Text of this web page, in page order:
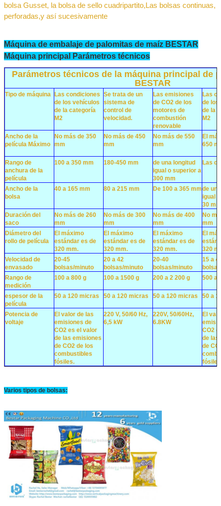
bolsa Gusset, la bolsa de sello cuadripartito,Las bolsas continuas,
perforadas,y así sucesivamente
Máquina de embalaje de palomitas de maíz BESTAR
Máquina principal Parámetros técnicos
Parámetros técnicos de la máquina principal de
BESTAR
Tipo de máquina
Las condiciones
de los vehículos
de la categoría
M2
Se trata de un
sistema de
control de
velocidad.
Las emisiones
de CO2 de los
motores de
combustión
renovable
Las
de los
de la
M2
Ancho de la
película Máximo
No más de 350
mm
No más de 450
mm
No más de 550
mm
El
650
Rango de
anchura de la
película
100 a 350 mm 180-450 mm
de una longitud
igual o superior a
300 mm
Las
Ancho de la
bolsa
40 a 165 mm 80 a 215 mm De 100 a 365 mmde
igual
30 mm
Duración del
saco
No más de 260
mm
No más de 300
mm
No más de 400
mm
No
mm
Diámetro del
rollo de película
El máximo
estándar es de
320 mm.
El máximo
estándar es de
320 mm.
El máximo
estándar es de
320 mm.
El
320
Velocidad de
envasado
20-45
bolsas/minuto
20 a 42
bolsas/minuto
20-40
bolsas/minuto
15 a
Rango de
medición
100 a 800 g 100 a 1500 g 200 a 2 200 g 500 a
espesor de la
película
50 a 120 micras 50 a 120 micras 50 a 120 micras 50 a
Potencia de
voltaje
El valor de las
emisiones de
CO2 es el valor
de las emisiones
de CO2 de los
combustibles
fósiles.
220 V, 50/60 Hz,
6,5 kW
220V, 50/60Hz,
6.8KW
El
CO2
de las
de
principal (mm)
Forma de
medición
Las cargas de las cargas de las cargas de las cargas
Material de
embalaje
BOPP/CPP, PET/AL/PE, PET/PE, MCPP/BOPP, etc.
con material sellable en caliente.
Tipo de bolsa
Se adquiere el control de la seguridad de la seguridad de
de la seguridad.
El compresor de
aire sugiere
1. m3/min: mínimo 1,0 2. Mpa: 0,5-0,8 3. KW: Min 7,5 kW
En el caso de la
1El voltaje estándar de la máquina es de 220 V, de fase
para 380 V, tres fases, etc.
Varios tipos de bolsas: